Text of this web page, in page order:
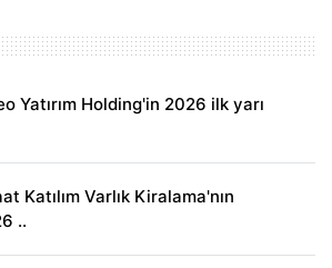
Yatırım Holding'in 2026 ilk yarı
Katılım Varlık Kiralama'nın
..